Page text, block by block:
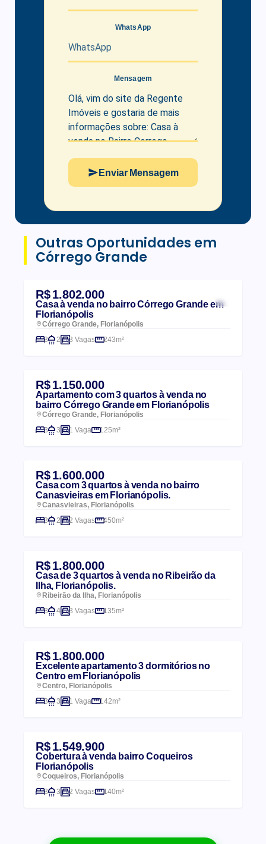
WhatsApp
Mensagem
Enviar Mensagem
Outras Oportunidades em
Córrego Grande
R$ 1.802.000
Casa à venda no bairro Córrego Grande em
Florianópolis
Córrego Grande, Florianópolis
3
2 3 Vagas 243m²
R$ 1.150.000
Apartamento com 3 quartos à venda no
bairro Córrego Grande em Florianópolis
Córrego Grande, Florianópolis
3
3 1 Vaga 125m²
R$ 1.600.000
Casa com 3 quartos à venda no bairro
Canasvieiras em Florianópolis.
Canasvieiras, Florianópolis
3
2 2 Vagas 450m²
R$ 1.800.000
Casa de 3 quartos à venda no Ribeirão da
Ilha, Florianópolis.
Ribeirão da Ilha, Florianópolis
3
4 3 Vagas 135m²
R$ 1.800.000
Excelente apartamento 3 dormitórios no
Centro em Florianópolis
Centro, Florianópolis
3
3 1 Vaga 142m²
R$ 1.549.900
Cobertura à venda bairro Coqueiros
Florianópolis
Coqueiros, Florianópolis
3
3 2 Vagas 140m²